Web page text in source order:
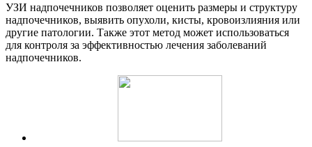
УЗИ надпочечников позволяет оценить размеры и структуру
надпочечников, выявить опухоли, кисты, кровоизлияния или
другие патологии. Также этот метод может использоваться
для контроля за эффективностью лечения заболеваний
надпочечников.